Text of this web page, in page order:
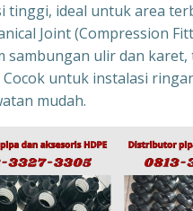
tinggi, ideal untuk area
Joint (Compression
sambungan ulir dan karet,
Cocok untuk instalasi
mudah.